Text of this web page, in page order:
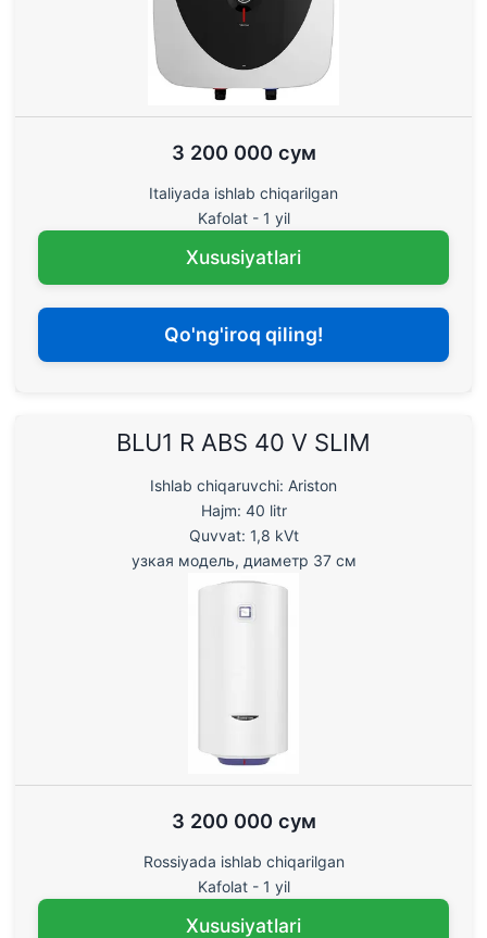
3 200 000 сум
Italiyada ishlab chiqarilgan
Kafolat - 1 yil
Xususiyatlari
Qo'ng'iroq qiling!
BLU1 R ABS 40 V SLIM
Ishlab chiqaruvchi: Ariston
Hajm: 40 litr
Quvvat: 1,8 kVt
узкая модель, диаметр 37 см
3 200 000 сум
Rossiyada ishlab chiqarilgan
Kafolat - 1 yil
Xususiyatlari